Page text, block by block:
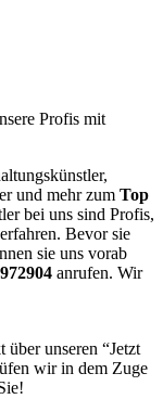
Profis mit
und mehr zum Top
bei uns sind Profis,
Bevor sie
sie uns vorab
anrufen. Wir
unseren “Jetzt
wir in dem Zuge